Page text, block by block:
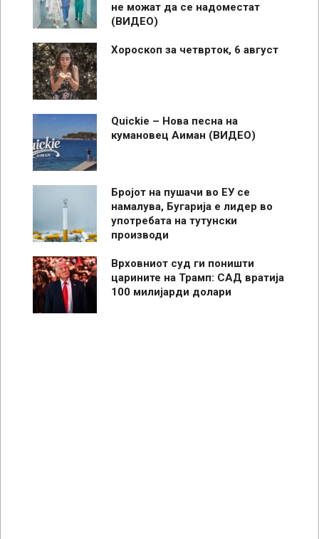
не можат да се надоместат
(ВИДЕО)
Хороскоп за четврток, 6 август
Quickie – Нова песна на
кумановец Аиман (ВИДЕО)
Бројот на пушачи во ЕУ се
намалува, Бугарија е лидер во
употребата на тутунски
производи
Врховниот суд ги поништи
царините на Трамп: САД вратија
100 милијарди долари